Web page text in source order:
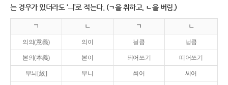
는 경우가 있더라도 ‘ㅢ’로 적는다. (ㄱ을 취하고, ㄴ을 버림.)
ㄱ ㄴ ㄱ ㄴ
의의(意義) 의이 닁큼 닝큼
본의(本義) 본이 띄어쓰기 띠어쓰기
무늬[紋] 무니 씌어 씨어